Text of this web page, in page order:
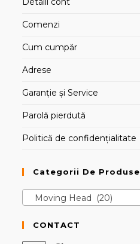
Comenzi
Cum cumpăr
Adrese
Garanție și Service
Parolă pierdută
Politică de confidențialitate
Categorii De Produse
Moving Head (20)
CONTACT